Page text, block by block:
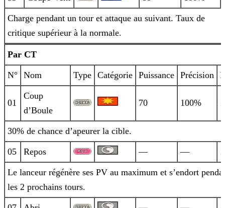
Charge pendant un tour et attaque au suivant. Taux de
critique supérieur à la normale.
Par CT
N° Nom Type Catégorie Puissance Précision
01
Coup
d’Boule
70 100%
30% de chance d’apeurer la cible.
05 Repos — —
Le lanceur régénère ses PV au maximum et s’endort
les 2 prochains tours.